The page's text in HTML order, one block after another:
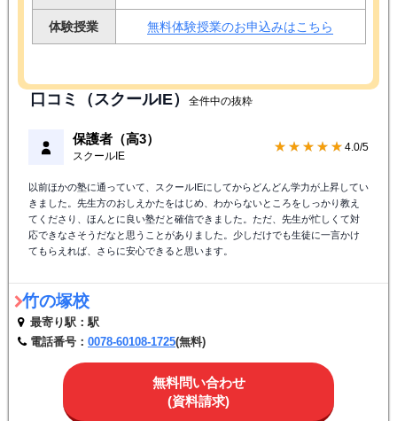
体験授業 無料体験授業のお申込みはこちら
口コミ（スクールIE） 全件中の抜粋
保護者（高3）
スクールIE
★★★★☆ 4.0/5
以前ほかの塾に通っていて、スクールIEにしてからどんどん学力が上昇してい
きました。先生方のおしえかたをはじめ、わからないところをしっかり教え
てくださり、ほんとに良い塾だと確信できました。ただ、先生が忙しくて対
応できなさそうだなと思うことがありました。少しだけでも生徒に一言かけ
てもらえれば、さらに安心できると思います。
竹の塚校
最寄り駅：駅
電話番号： 0078-60108-1725(無料)
無料問い合わせ
(資料請求)